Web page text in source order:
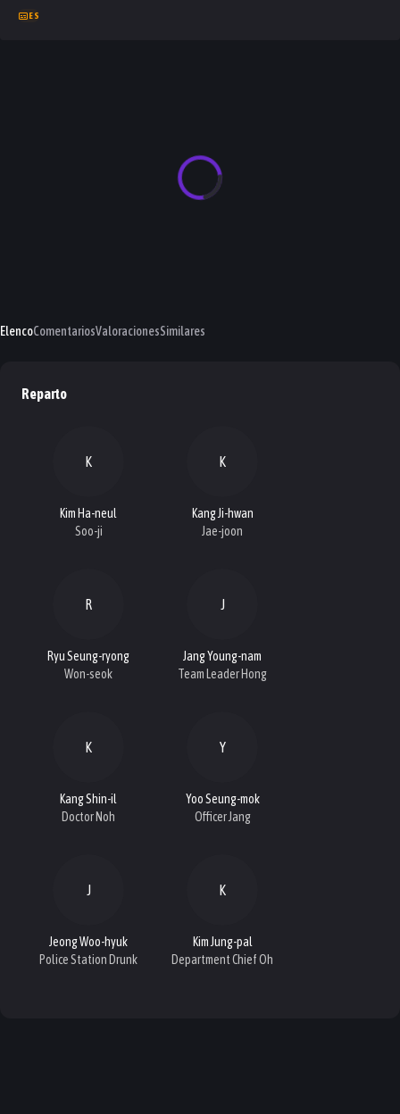
ES
ElencoComentariosValoracionesSimilares
Reparto
K
Kim Ha-neul
Soo-ji
K
Kang Ji-hwan
Jae-joon
R
Ryu Seung-ryong
Won-seok
J
Jang Young-nam
Team Leader Hong
K
Kang Shin-il
Doctor Noh
Y
Yoo Seung-mok
Officer Jang
J
Jeong Woo-hyuk
Police Station Drunk
K
Kim Jung-pal
Department Chief Oh